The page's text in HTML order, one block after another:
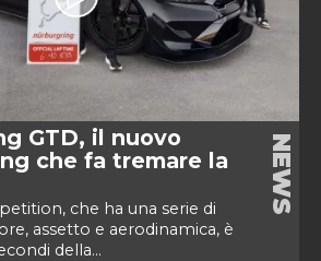
GTD, il nuovo
che fa tremare la
che ha una serie di
assetto e aerodinamica, è
della...
NEWS